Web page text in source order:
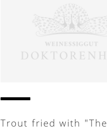
Trout fried with "The